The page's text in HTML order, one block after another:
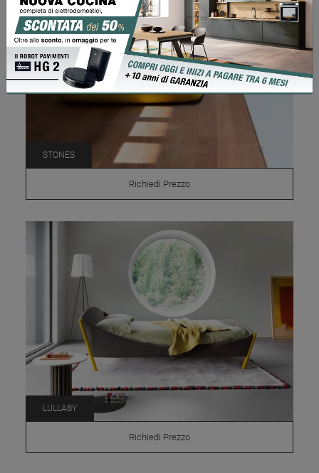
STONES
Richiedi Prezzo
LULLABY
Richiedi Prezzo